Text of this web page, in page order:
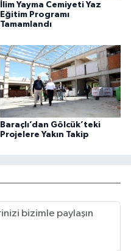
İlim Yayma Cemiyeti Yaz
Eğitim Programı
Tamamlandı
Baraçlı’dan Gölcük’teki
Projelere Yakın Takip